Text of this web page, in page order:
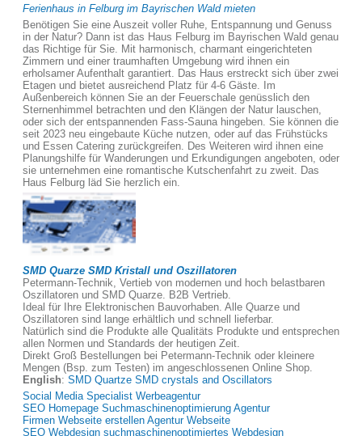
Ferienhaus in Felburg im Bayrischen Wald mieten
Benötigen Sie eine Auszeit voller Ruhe, Entspannung und Genuss
in der Natur? Dann ist das Haus Felburg im Bayrischen Wald genau
das Richtige für Sie. Mit harmonisch, charmant eingerichteten
Zimmern und einer traumhaften Umgebung wird ihnen ein
erholsamer Aufenthalt garantiert. Das Haus erstreckt sich über zwei
Etagen und bietet ausreichend Platz für 4-6 Gäste. Im
Außenbereich können Sie an der Feuerschale genüsslich den
Sternenhimmel betrachten und den Klängen der Natur lauschen,
oder sich der entspannenden Fass-Sauna hingeben. Sie können die
seit 2023 neu eingebaute Küche nutzen, oder auf das Frühstücks
und Essen Catering zurückgreifen. Des Weiteren wird ihnen eine
Planungshilfe für Wanderungen und Erkundigungen angeboten, oder
sie unternehmen eine romantische Kutschenfahrt zu zweit. Das
Haus Felburg läd Sie herzlich ein.
SMD Quarze SMD Kristall und Oszillatoren
Petermann-Technik, Vertieb von modernen und hoch belastbaren
Oszillatoren und SMD Quarze. B2B Vertrieb.
Ideal für Ihre Elektronischen Bauvorhaben. Alle Quarze und
Oszillatoren sind lange erhältlich und schnell lieferbar.
Natürlich sind die Produkte alle Qualitäts Produkte und entsprechen
allen Normen und Standards der heutigen Zeit.
Direkt Groß Bestellungen bei Petermann-Technik oder kleinere
Mengen (Bsp. zum Testen) im angeschlossenen Online Shop.
English: SMD Quartze SMD crystals and Oscillators
Social Media Specialist Werbeagentur
SEO Homepage Suchmaschinenoptimierung Agentur
Firmen Webseite erstellen Agentur Webseite
SEO Webdesign suchmaschinenoptimiertes Webdesign